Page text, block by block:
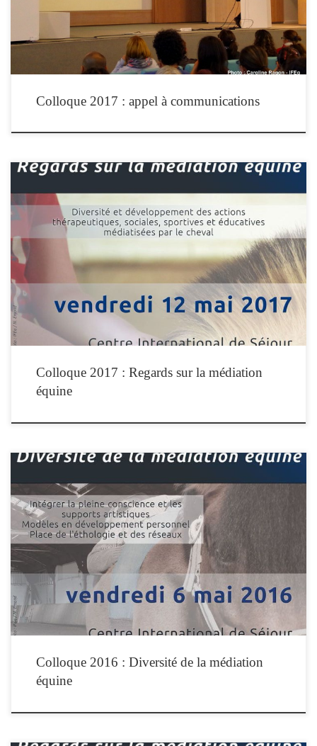
Colloque 2017 : appel à communications
L’IFEq organise son 4e colloque national : Regards sur la médiation équine qui se
tiendra le vendredi 12 mai 2017 à Paris. Le Colloque de l’IFEq se veut à la fois
formatif et informatif, mêlant réflexions, communications à caractère scientifique,
partages d’expériences et interactivité avec les participants. La médiation équine
[…]
Colloque 2017 : Regards sur la médiation
équine
L’IFEq organise son 3ème colloque national : Diversité de la médiation équine qui
se tiendra le vendredi 6 mai 2016 à Paris. La médiation équine : une diversité qui
ne cesse de se confirmer et qui dynamise les pratiques de soin et de relation d’aide.
Un colloque dont l’objectif est […]
Colloque 2016 : Diversité de la médiation
équine